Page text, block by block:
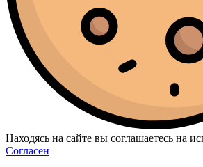
Находясь на сайте вы соглашаетесь на
Согласен